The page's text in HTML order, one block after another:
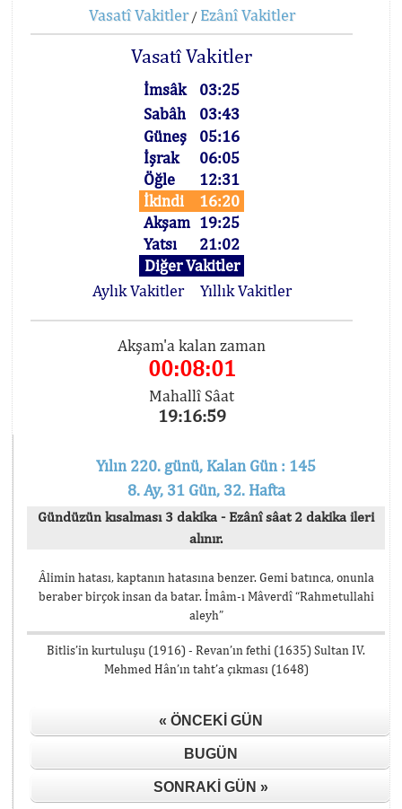
Vasatî Vakitler/ Ezânî Vakitler
Vasatî Vakitler
İmsâk
03:25
Sabâh
03:43
Güneş
05:16
İşrak
06:05
Öğle
12:31
İkindi
16:20
Akşam 19:25
Yatsı
21:02
Diğer Vakitler
Aylık Vakitler
Yıllık Vakitler
Akşam'a kalan zaman
00:08:01
Mahallî Sâat
19:16:59
Yılın 220. günü, Kalan Gün : 145
8. Ay, 31 Gün, 32. Hafta
Gündüzün kısalması 3 dakika - Ezânî sâat 2 dakika ileri
alınır.
Âlimin hatası, kaptanın hatasına benzer. Gemi batınca, onunla
beraber birçok insan da batar. İmâm-ı Mâverdî “Rahmetullahi
aleyh”
Bitlis’in kurtuluşu (1916) - Revan’ın fethi (1635) Sultan IV.
Mehmed Hân’ın taht’a çıkması (1648)
« ÖNCEKI GÜN
BUGÜN
SONRAKI GÜN »